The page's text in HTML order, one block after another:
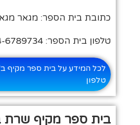
כתובת בית הספר: מגאר
טלפון בית הספר: 04-6789734
לכל המידע על בית ספר מקיף
טלפון
בית ספר מקיף שרת